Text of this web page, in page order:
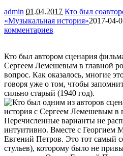
admin 01.04.2017 Кто был
«Музыкальная история»2017-04-
комментариев
Кто был автором сценария
Сергеем Лемешевым в главной
вопрос. Как оказалось, многие
говоря уже о том, чтобы
сильно старый (1940 год).
Перечисленные варианты не
интуитивно. Вместе с Георгием
Евгений Петров. Это тот самый
стульев), которому было не